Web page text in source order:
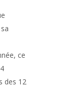
ce
des 12